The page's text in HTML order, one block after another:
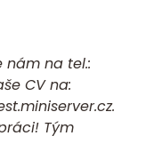
nám na tel.:
CVna:
Tým